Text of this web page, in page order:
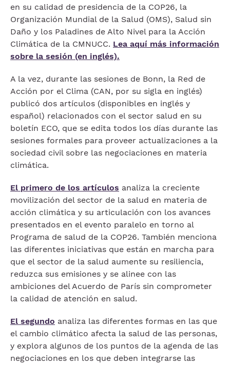
en su calidad de presidencia de la COP26, la
Organización Mundial de la Salud (OMS), Salud sin
Daño y los Paladines de Alto Nivel para la Acción
Climática de la CMNUCC. Lea aquí más información
sobre la sesión (en inglés).
A la vez, durante las sesiones de Bonn, la Red de
Acción por el Clima (CAN, por su sigla en inglés)
publicó dos artículos (disponibles en inglés y
español) relacionados con el sector salud en su
boletín ECO, que se edita todos los días durante las
sesiones formales para proveer actualizaciones a la
sociedad civil sobre las negociaciones en materia
climática.
El primero de los artículos analiza la creciente
movilización del sector de la salud en materia de
acción climática y su articulación con los avances
presentados en el evento paralelo en torno al
Programa de salud de la COP26. También menciona
las diferentes iniciativas que están en marcha para
que el sector de la salud aumente su resiliencia,
reduzca sus emisiones y se alinee con las
ambiciones del Acuerdo de París sin comprometer
la calidad de atención en salud.
El segundo analiza las diferentes formas en las que
el cambio climático afecta la salud de las personas,
y explora algunos de los puntos de la agenda de las
negociaciones en los que deben integrarse las